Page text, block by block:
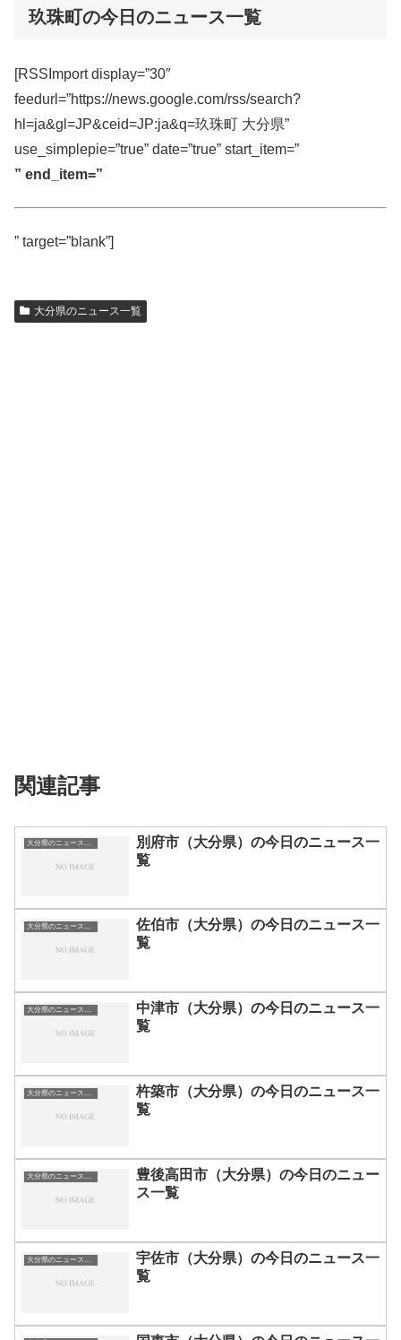
玖珠町の今日のニュース一覧
[RSSImport display=”30″
feedurl=”https://news.google.com/rss/search?
hl=ja&gl=JP&ceid=JP:ja&q=玖珠町 大分県”
use_simplepie=”true” date=”true” start_item=”
” end_item=”
” target=”blank”]
大分県のニュース一覧
関連記事
大分県のニュース一覧
別府市（大分県）の今日のニュース一
覧
大分県のニュース一覧
佐伯市（大分県）の今日のニュース一
覧
大分県のニュース一覧
中津市（大分県）の今日のニュース一
覧
大分県のニュース一覧
杵築市（大分県）の今日のニュース一
覧
大分県のニュース一覧
豊後高田市（大分県）の今日のニュー
ス一覧
大分県のニュース一覧
宇佐市（大分県）の今日のニュース一
覧